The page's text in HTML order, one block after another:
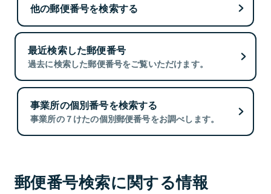
他の郵便番号を検索する
最近検索した郵便番号
過去に検索した郵便番号をご覧いただけます。
事業所の個別番号を検索する
事業所の７けたの個別郵便番号をお調べします。
郵便番号検索に関する情報